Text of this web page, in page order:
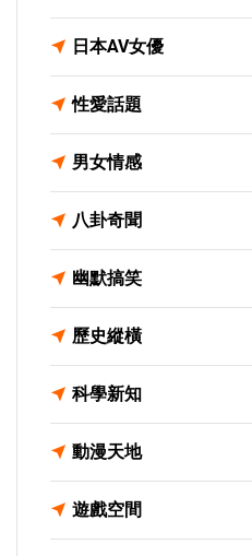
日本AV女優
性愛話題
男女情感
八卦奇聞
幽默搞笑
歷史縱橫
科學新知
動漫天地
遊戲空間